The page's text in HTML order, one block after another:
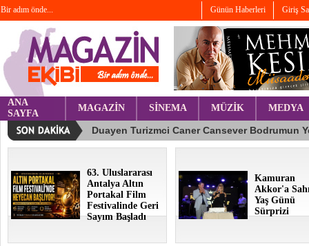
Bir adım önde... Günün Haberleri Giriş
ANA
SAYFA
MAGAZİN SİNEMA MÜZİK MEDYA
63. Uluslararası
Antalya Altın
Portakal Film
Festivalinde Geri
Sayım Başladı
Kamuran
Akkor'a
Yaş Günü
Sürprizi